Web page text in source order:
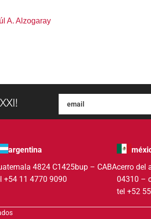
A. Alzogaray
argentina
4824 C1425bup – CABA
+54 11 4770 9090
cerro del
04310 –
tel +52